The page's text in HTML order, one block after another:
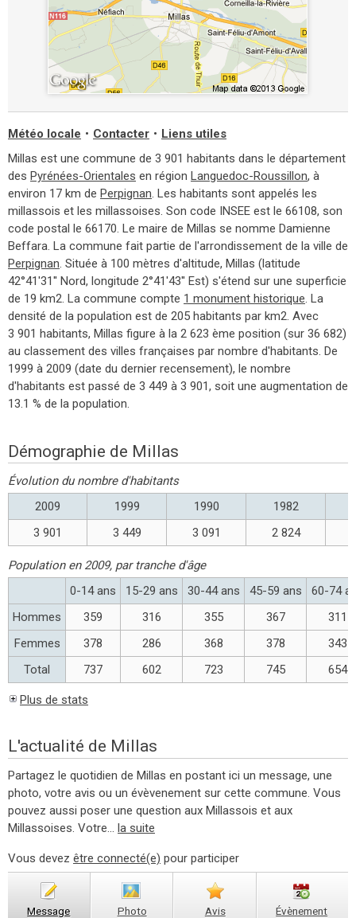
Météo locale • Contacter • Liens utiles
Millas est une commune de 3 901 habitants dans le département
des Pyrénées-Orientales en région Languedoc-Roussillon, à
environ 17 km de Perpignan. Les habitants sont appelés les
millassois et les millassoises. Son code INSEE est le 66108, son
code postal le 66170. Le maire de Millas se nomme Damienne
Beffara. La commune fait partie de l'arrondissement de la ville de
Perpignan. Située à 100 mètres d'altitude, Millas (latitude
42°41'31'' Nord, longitude 2°41'43'' Est) s'étend sur une superficie
de 19 km2. La commune compte 1 monument historique. La
densité de la population est de 205 habitants par km2. Avec
3 901 habitants, Millas figure à la 2 623 ème position (sur 36 682)
au classement des villes françaises par nombre d'habitants. De
1999 à 2009 (date du dernier recensement), le nombre
d'habitants est passé de 3 449 à 3 901, soit une augmentation de
13.1 % de la population.
Démographie de Millas
Évolution du nombre d'habitants
2009
1999 1990 1982
3 901
3 449 3 091 2 824
Population en 2009, par tranche d'âge
0-14 ans
15-29 ans 30-44 ans 45-59 ans
60-74
Hommes
359 316 355 367
311
Femmes
378 286 368 378
343
Total
737 602 723 745 654
Plus de stats
L'actualité de Millas
Partagez le quotidien de Millas en postant ici un message, une
photo, votre avis ou un évèvenement sur cette commune. Vous
pouvez aussi poser une question aux Millassois et aux
Millassoises. Votre... la suite
Vous devez être connecté(e) pour participer
Message Photo Avis Évènement